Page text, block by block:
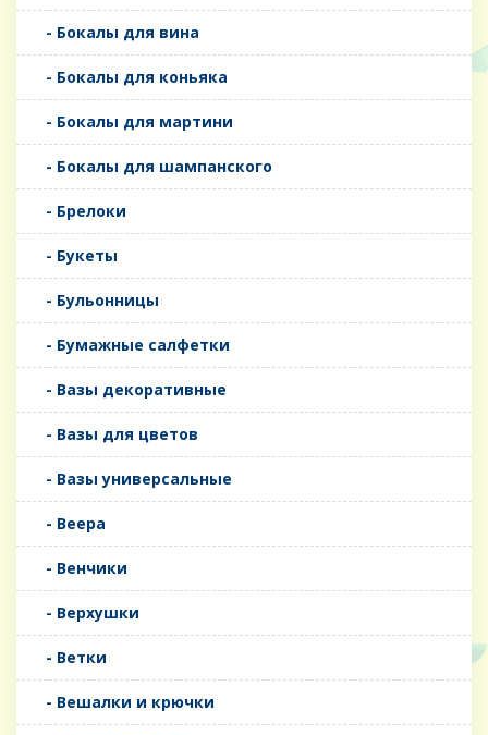
- Бокалы для вина
- Бокалы для коньяка
- Бокалы для мартини
- Бокалы для шампанского
- Брелоки
- Букеты
- Бульонницы
- Бумажные салфетки
- Вазы декоративные
- Вазы для цветов
- Вазы универсальные
- Веера
- Венчики
- Верхушки
- Ветки
- Вешалки и крючки